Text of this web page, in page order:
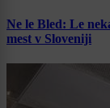
Ne le Bled: Le
mest v Sloveniji